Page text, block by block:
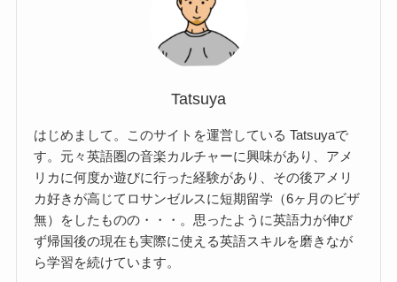
Tatsuya
はじめまして。このサイトを運営している Tatsuyaで
す。元々英語圏の音楽カルチャーに興味があり、アメ
リカに何度か遊びに行った経験があり、その後アメリ
カ好きが高じてロサンゼルスに短期留学（6ヶ月のビザ
無）をしたものの・・・。思ったように英語力が伸び
ず帰国後の現在も実際に使える英語スキルを磨きなが
ら学習を続けています。